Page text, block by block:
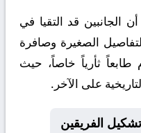
الجانبين قد التقيا في
الصغيرة وصافرة
طابعاً ثأرياً خاصاً، حيث
على الآخر.
الفريقين